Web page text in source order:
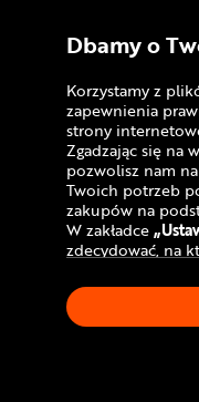
Warianty
Opona
Dbamy o
Korzystamy z
zapewnienia
strony
Zgadzając się na
pozwolisz nam
Twoich potrzeb
zakupów na
W zakładce
zdecydować, na
Klikając
stosowanie
Twojej
W dowolnym
zmiany swojego